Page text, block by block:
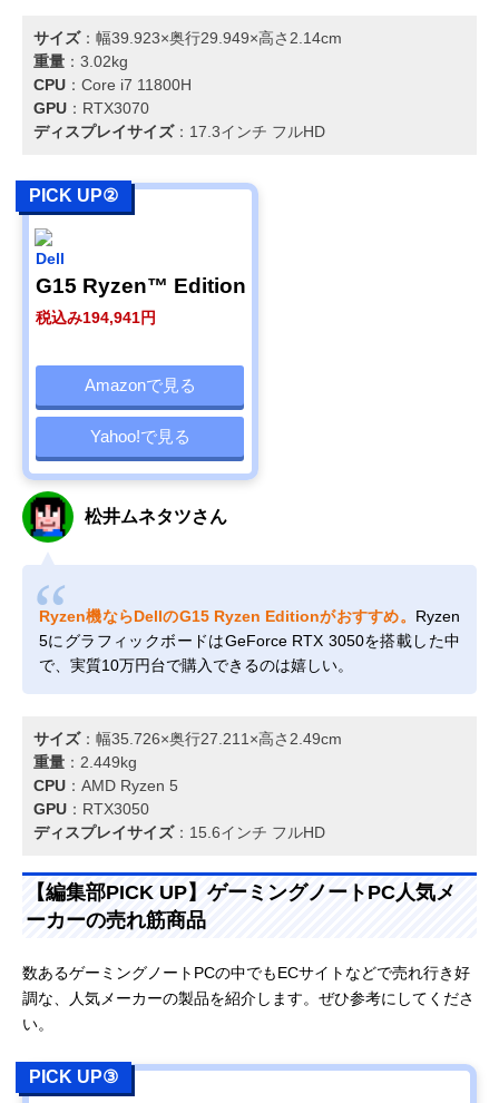
サイズ：幅39.923×奥行29.949×高さ2.14cm
重量 ：3.02kg
CPU ：Core i7 11800H
GPU ：RTX3070
ディスプレイサイズ：17.3インチ フルHD
PICK UP②
Dell
G15 Ryzen™ Edition
税込み194,941円
Amazonで見る
Yahoo!で見る
松井ムネタツさん
Ryzen機ならDellのG15 Ryzen Editionがおすすめ。 Ryzen
5にグラフィックボードはGeForce RTX 3050を搭載した中
で、実質10万円台で購入できるのは嬉しい。
サイズ：幅35.726×奥行27.211×高さ2.49cm
重量 ：2.449kg
CPU ：AMD Ryzen 5
GPU ：RTX3050
ディスプレイサイズ：15.6インチ フルHD
【編集部PICK UP】ゲーミングノートPC人気メ
ーカーの売れ筋商品
数あるゲーミングノートPCの中でもECサイトなどで売れ行き好
調な、人気メーカーの製品を紹介します。ぜひ参考にしてくださ
い。
PICK UP③